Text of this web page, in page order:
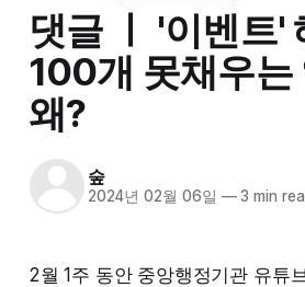
댓글 ㅣ '이벤트'
100개 못채우는
왜?
숲
2024년 02월 06일 —3 min
2월 1주 동안 중앙행정기관 유튜